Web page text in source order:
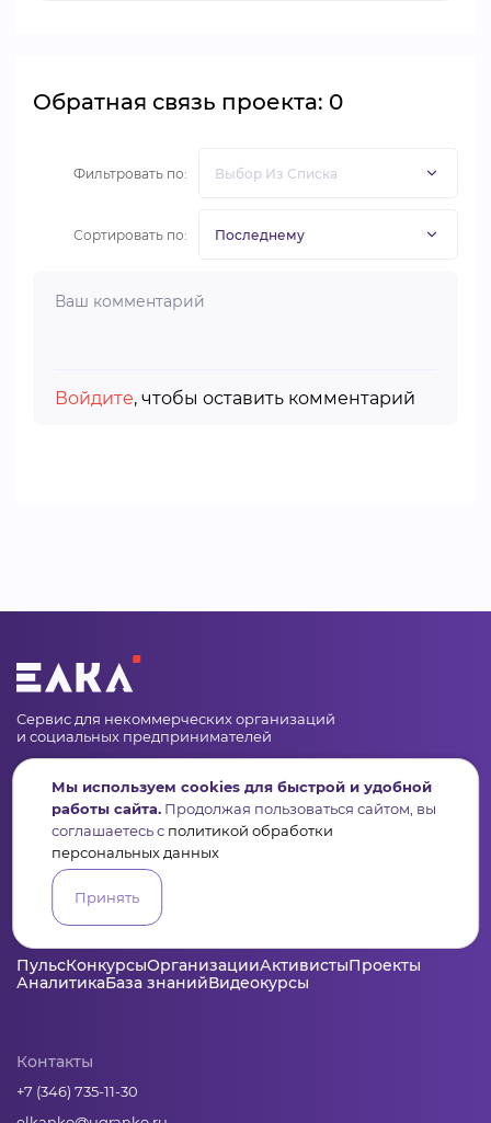
Обратная связь проекта: 0
Фильтровать по:
Сортировать по:
Войдите, чтобы оставить комментарий
Сервис для некоммерческих организаций
и социальных предпринимателей
Подпишись на рассылку дайджест, новости, мероприятия
ПульсКонкурсыОрганизацииАктивистыПроекты
АналитикаБаза знанийВидеокурсы
Контакты
+7 (346) 735-11-30
Мы используем cookies для быстрой и удобной
работы сайта. Продолжая пользоваться сайтом, вы
соглашаетесь с политикой обработки
персональных данных
Принять